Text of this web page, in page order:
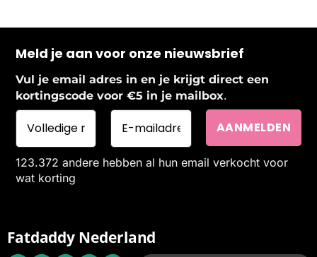
Meld je aan voor onze nieuwsbrief
Vul je email adres in en je krijgt direct een
kortingscode voor €5 in je mailbox.
123.372 andere hebben al hun email verkocht voor
wat korting
Fatdaddy Nederland